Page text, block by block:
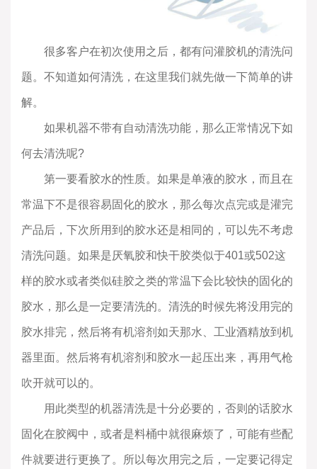
很多客户在初次使用之后，都有问灌胶机的清洗问
题。不知道如何清洗，在这里我们就先做一下简单的讲
解。
如果机器不带有自动清洗功能，那么正常情况下如
何去清洗呢?
第一要看胶水的性质。如果是单液的胶水，而且在
常温下不是很容易固化的胶水，那么每次点完或是灌完
产品后，下次所用到的胶水还是相同的，可以先不考虑
清洗问题。如果是厌氧胶和快干胶类似于401或502这
样的胶水或者类似硅胶之类的常温下会比较快的固化的
胶水，那么是一定要清洗的。清洗的时候先将没用完的
胶水排完，然后将有机溶剂如天那水、工业酒精放到机
器里面。然后将有机溶剂和胶水一起压出来，再用气枪
吹开就可以的。
用此类型的机器清洗是十分必要的，否则的话胶水
固化在胶阀中，或者是料桶中就很麻烦了，可能有些配
件就要进行更换了。所以每次用完之后，一定要记得定